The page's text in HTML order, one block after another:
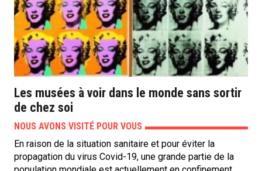
Les musées à voir dans le monde sans sortir
de chez soi
NOUS AVONS VISITÉ POUR VOUS
En raison de la situation sanitaire et pour éviter la
propagation du virus Covid-19, une grande partie de la